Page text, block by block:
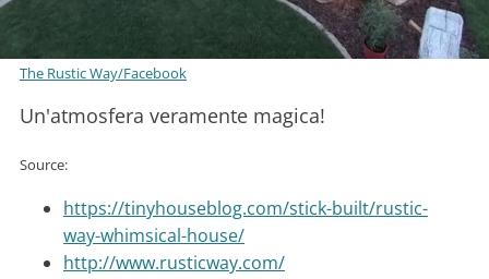
The Rustic Way/Facebook
Un'atmosfera veramente magica!
Source:
https://tinyhouseblog.com/stick-built/rustic-
way-whimsical-house/
http://www.rusticway.com/